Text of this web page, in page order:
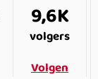
9,6K
volgers
Volgen